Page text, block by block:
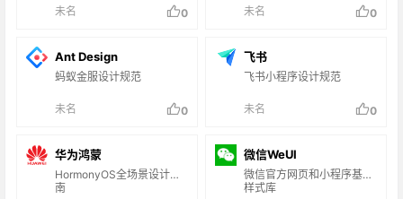
未名
0
未名
0
Ant Design
蚂蚁金服设计规范
未名 0
飞书
飞书小程序设计规范
未名 0
华为鸿蒙
HormonyOS全场景设计指
南
微信WeUI
微信官方网页和小程序基础
样式库